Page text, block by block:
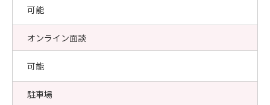
可能
オンライン面談
可能
駐車場